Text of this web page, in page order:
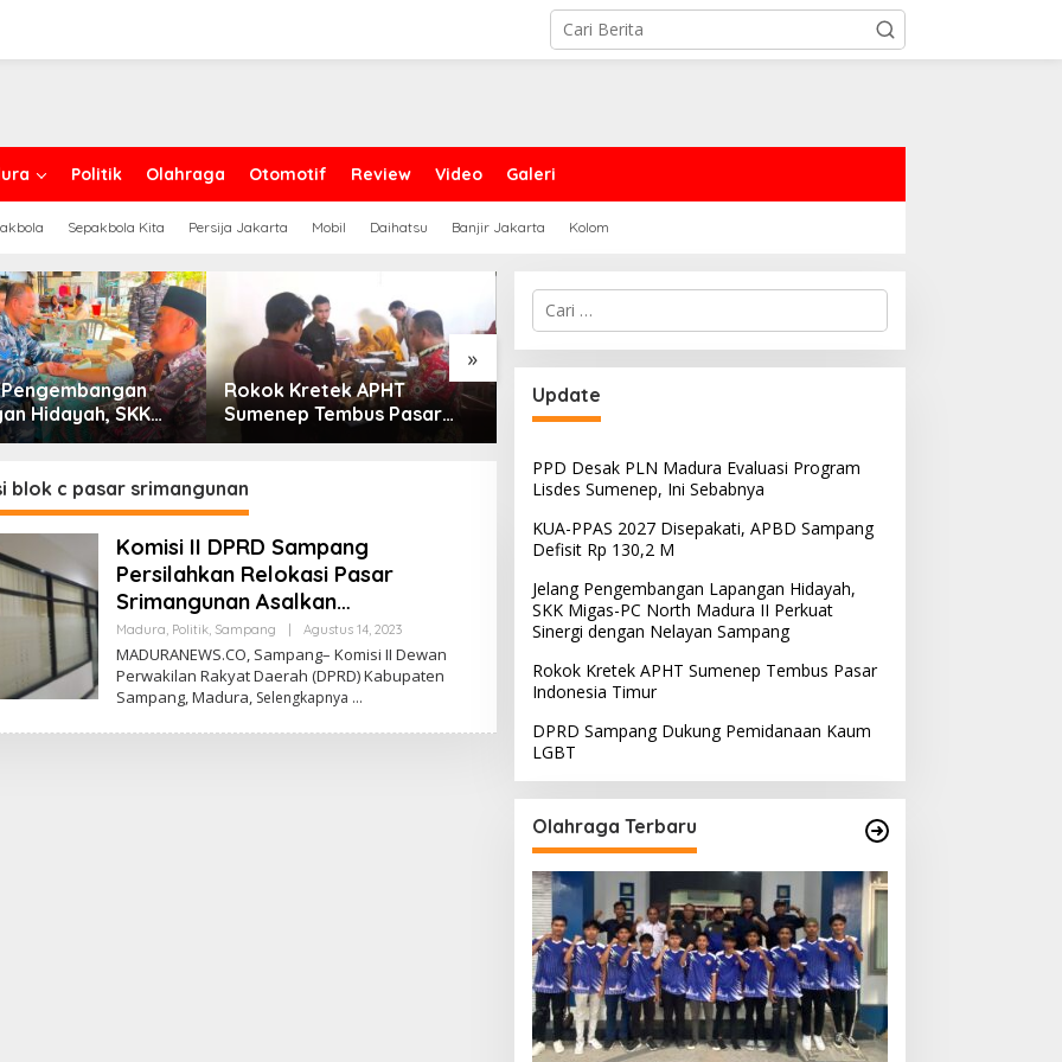
Politik Olahraga Otomotif Review Video Galeri
Sepakbola Kita Persija Jakarta Mobil Daihatsu Banjir Jakarta Kolom
»
Hidayah, SKK
North Madura II
Sampang
Rokok Kretek APHT
Sumenep Tembus Pasar
Indonesia Timur
DPRD Sampang Dukung
Pemidanaan Kaum LGBT
blok c pasar srimangunan
Komisi II DPRD Sampang
Persilahkan Relokasi Pasar
Srimangunan Asalkan…
Madura, Politik, Sampang Agustus 14, 2023Oleh
MADURANEWS.CO, Sampang– Komisi II Dewan
Perwakilan Rakyat Daerah (DPRD) Kabupaten
Sampang, Madura, Selengkapnya
Cari
untuk:
Update
PPD Desak PLN Madura Evaluasi Program
Lisdes Sumenep, Ini Sebabnya
KUA-PPAS 2027 Disepakati, APBD Sampang
Defisit Rp 130,2 M
Jelang Pengembangan Lapangan Hidayah,
SKK Migas-PC North Madura II Perkuat
Sinergi dengan Nelayan Sampang
Rokok Kretek APHT Sumenep Tembus Pasar
Indonesia Timur
DPRD Sampang Dukung Pemidanaan Kaum
LGBT
Olahraga Terbaru